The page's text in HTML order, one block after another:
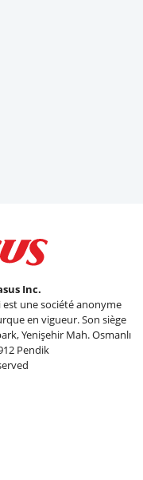
Inc.
est une société anonyme
en vigueur. Son siège
Yenişehir Mah. Osmanlı
Pendik